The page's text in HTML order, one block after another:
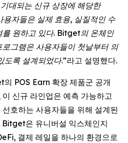
대되는 신규 상장에 해당한
용자들은 실제 효용, 실질적인 수
를 원하고 있다. Bitget의 온체인
그램은 사용자들이 첫날부터 의
도록 설계되었다.”라고 설명했다.
POS Earn 확장 제품군 공개
신규 라인업은 예측 가능하고
호하는 사용자들을 위해 설계된
Bitget은 유니버설 익스체인지
결제 레일을 하나의 환경으로